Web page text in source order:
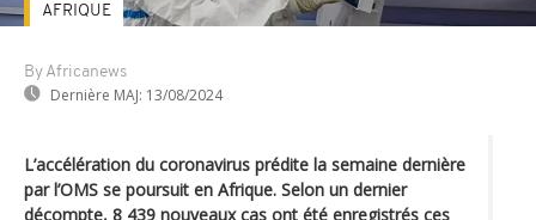
By Africanews
Dernière MAJ: 13/08/2024
AFRIQUE
L’accélération du coronavirus prédite la semaine dernière
par l’OMS se poursuit en Afrique. Selon un dernier
décompte, 8 439 nouveaux cas ont été enregistrés ces